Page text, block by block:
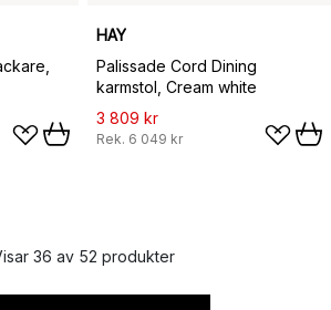
HAY
Palissade Cord Dining
karmstol, Cream white
3 809 kr
Rek. 6 049 kr
36 av 52 produkter